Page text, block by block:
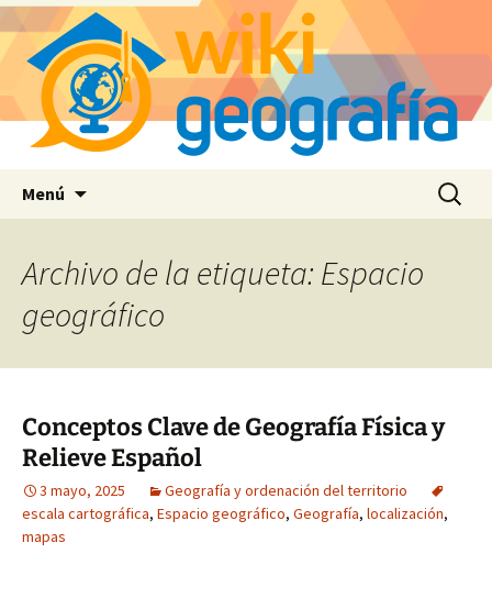
Menú Buscar:
Archivo de la etiqueta: Espacio
geográfico
Conceptos Clave de Geografía Física y
Relieve Español
3 mayo, 2025
Geografía y ordenación del territorio
escala cartográfica, Espacio geográfico, Geografía, localización,
mapas